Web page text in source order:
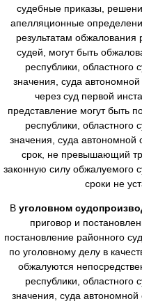
судебные приказы,
апелляционные
результатам
судей, могут быть
республики, областного
значения, суда автономной
через суд первой
представление могут быть
республики, областного
значения, суда автономной
срок, не превышающий
законную силу обжалуемого
сроки не
В уголовном
приговор и
постановление районного
по уголовному делу в
обжалуются
республики, областного
значения, суда автономной